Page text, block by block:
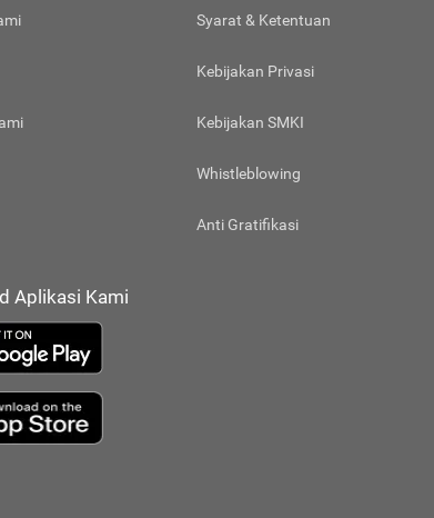
Syarat & Ketentuan
Kebijakan Privasi
Kebijakan SMKI
Whistleblowing
Anti Gratifikasi
Aplikasi Kami